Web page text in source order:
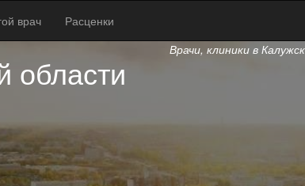
врач Расценки
области
Врачи, клиники в